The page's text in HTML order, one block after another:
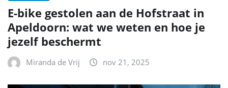
E-bike gestolen aan de Hofstraat in
Apeldoorn: wat we weten en hoe je
jezelf beschermt
Miranda de Vrij nov 21, 2025